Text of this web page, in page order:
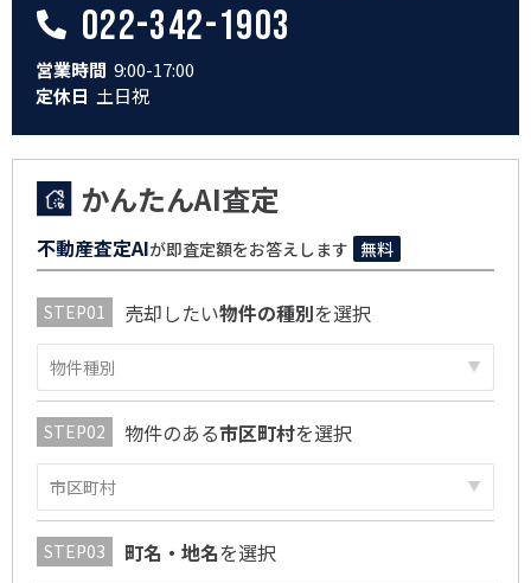
022-342-1903
営業時間 9:00-17:00
定休日 土日祝
かんたんAI査定
不動産査定AIが即査定額をお答えします 無料
売却したい物件の種別を選択
物件のある市区町村を選択
町名・地名を選択